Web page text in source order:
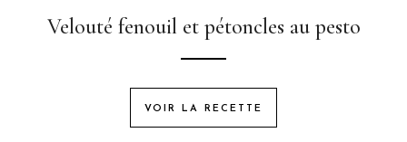
Velouté fenouil et pétoncles au pesto
VOIR LA RECETTE